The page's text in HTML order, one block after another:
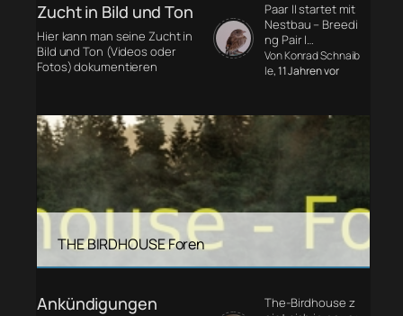
Zucht in Bild und Ton
Hier kann man seine Zucht in
Bild und Ton (Videos oder
Fotos) dokumentieren
Paar II startet mit
Nestbau – Breedi
ng Pair I…
Von Konrad Schnaib
le, 11 Jahren vor
THE BIRDHOUSE Foren
Ankündigungen
The-Birdhouse z